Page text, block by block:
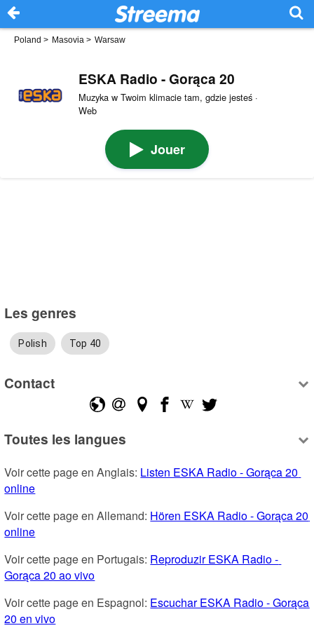
Poland > Masovia > Warsaw
ESKA Radio - Gorąca 20
Muzyka w Twoim klimacie tam, gdzie jesteś ·
Web
Jouer
Les genres
Polish Top 40
Contact
Toutes les langues
Voir cette page en Anglais: Listen ESKA Radio - Gorąca 20
online
Voir cette page en Allemand: Hören ESKA Radio - Gorąca 20
online
Voir cette page en Portugais: Reproduzir ESKA Radio -
Gorąca 20 ao vivo
Voir cette page en Espagnol: Escuchar ESKA Radio - Gorąca
20 en vivo